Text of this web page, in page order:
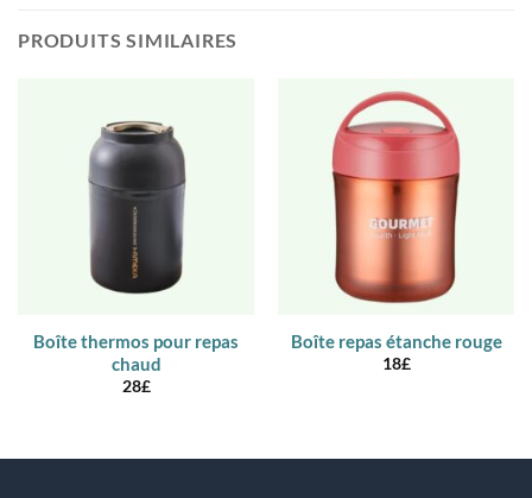
PRODUITS SIMILAIRES
Boîte thermos pour repas
chaud
28£
Boîte repas étanche rouge
18£